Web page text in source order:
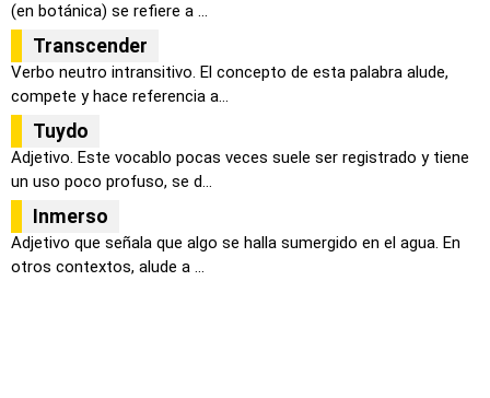
(en botánica) se refiere a ...
Transcender
Verbo neutro intransitivo. El concepto de esta palabra alude,
compete y hace referencia a...
Tuydo
Adjetivo. Este vocablo pocas veces suele ser registrado y tiene
un uso poco profuso, se d...
Inmerso
Adjetivo que señala que algo se halla sumergido en el agua. En
otros contextos, alude a ...